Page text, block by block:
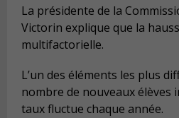
La présidente de la
Victorin explique que la
multifactorielle.
L’un des éléments les plus
nombre de nouveaux élèves
taux fluctue chaque année.